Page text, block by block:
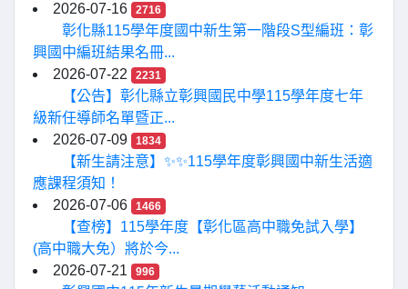
2026-07-16 2716
彰化縣115學年度國中新生第一階段S型編班：彰
興國中編班結果名冊...
2026-07-22
2231
【公告】彰化縣立彰興國民中學115學年度七年
級新任導師名單暨正...
2026-07-09
1834
【新生請注意】✨✨115學年度彰興國中新生活適
應課程須知！
2026-07-06
1466
【查榜】115學年度【彰化區高中職免試入學】
(高中職大免）將於今...
2026-07-21
996